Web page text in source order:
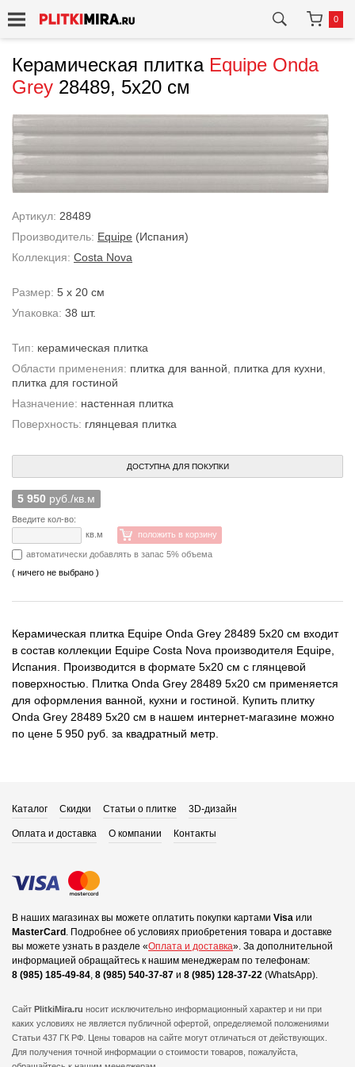
0
Керамическая плитка Equipe Onda
Grey 28489, 5x20 см
Артикул: 28489
Производитель: Equipe (Испания)
Коллекция: Costa Nova
Размер: 5 x 20 см
Упаковка: 38 шт.
Тип: керамическая плитка
Области применения: плитка для ванной плитка для кухни
плитка для гостиной
Назначение: настенная плитка
Поверхность: глянцевая плитка
ДОСТУПНА ДЛЯ ПОКУПКИ
5 950 руб./кв.м
Введите кол-во:
кв.м
положить в корзину
автоматически добавлять в запас 5% объема
( ничего не выбрано )
Керамическая плитка Equipe Onda Grey 28489 5x20 см входит
в состав коллекции Equipe Costa Nova производителя Equipe,
Испания. Производится в формате 5x20 см с глянцевой
поверхностью. Плитка Onda Grey 28489 5x20 см применяется
для оформления ванной, кухни и гостиной. Купить плитку
Onda Grey 28489 5x20 см в нашем интернет-магазине можно
по цене 5 950 руб. за квадратный метр.
Каталог Скидки Статьи о плитке 3D-дизайн
Оплата и доставка О компании Контакты
В наших магазинах вы можете оплатить покупки картами Visa или
MasterCard . Подробнее об условиях приобретения товара и доставке
вы можете узнать в разделе «Оплата и доставка». За дополнительной
информацией обращайтесь к нашим менеджерам по телефонам:
8 (985) 185-49-84, 8 (985) 540-37-87 и 8 (985) 128-37-22 (WhatsApp).
Сайт PlitkiMira.ru носит исключительно информационный характер и ни при
каких условиях не является публичной офертой, определяемой положениями
Статьи 437 ГК РФ. Цены товаров на сайте могут отличаться от действующих.
Для получения точной информации о стоимости товаров, пожалуйста,